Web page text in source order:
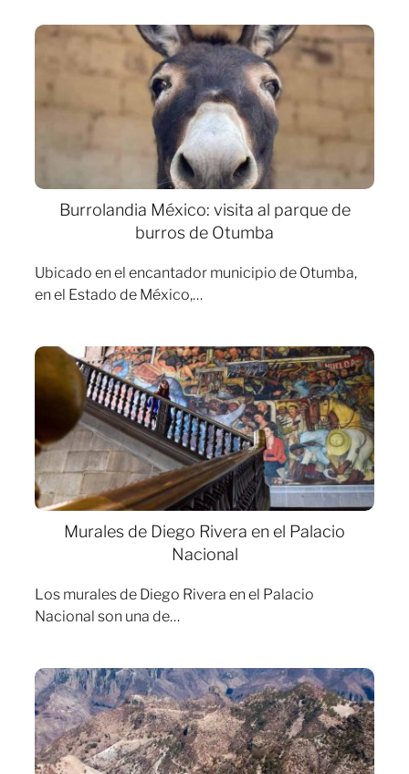
Burrolandia México: visita al parque de
burros de Otumba
Ubicado en el encantador municipio de Otumba,
en el Estado de México,…
Murales de Diego Rivera en el Palacio
Nacional
Los murales de Diego Rivera en el Palacio
Nacional son una de…